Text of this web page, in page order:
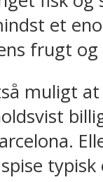
et
frugt
muligt
typisk